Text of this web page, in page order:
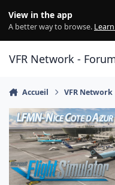
View in the app
A better way to browse.
VFR Network -
Accueil VFR Network